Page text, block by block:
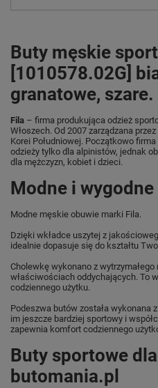
Buty męskie
[1010578.02G]
granatowe, szare.
Fila – firma produkująca odzież
Włoszech. Od 2007 zarządzana
Korei Południowej. Początkowo
odzieży tylko dla alpinistów, jednak
dla mężczyzn, kobiet i dzieci.
Modne i
Modne męskie obuwie marki Fila.
Dzięki wkładce uszytej z
idealnie dopasuje się do kształtu
Cholewkę wykonano z
właściwościach oddychających. To
codziennego użytku.
Podeszwa butów została wykonana
im jeszcze bardziej sportowy i
zapewnia komfort codziennego
Buty sportowe
butomania.pl